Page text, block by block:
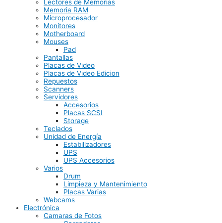
Lectores de Memorias
Memoria RAM
Microprocesador
Monitores
Motherboard
Mouses
Pad
Pantallas
Placas de Video
Placas de Video Edicion
Repuestos
Scanners
Servidores
Accesorios
Placas SCSI
Storage
Teclados
Unidad de Energía
Estabilizadores
UPS
UPS Accesorios
Varios
Drum
Limpieza y Mantenimiento
Placas Varias
Webcams
Electrónica
Camaras de Fotos